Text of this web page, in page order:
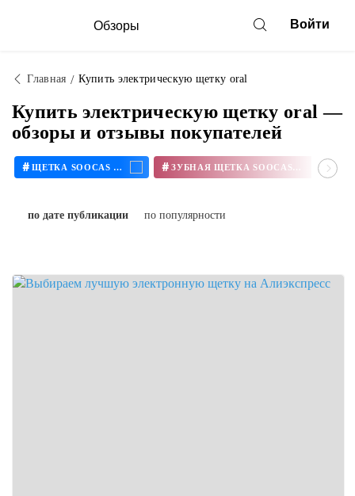
Обзоры Войти
Главная Купить электрическую щетку oral
Купить электрическую щетку oral —
обзоры и отзывы покупателей
# ЩЕТКА SOOCAS X3 #
по дате публикации по популярности